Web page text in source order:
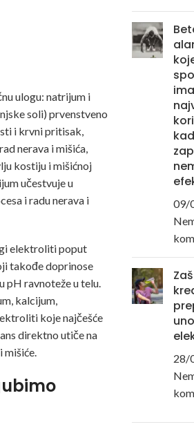
ulogu: natrijum i
soli) prvenstveno
i krvni pritisak,
nerava i mišića,
kostiju i mišićnoj
učestvuje u
i radu nerava i
elektroliti poput
takođe doprinose
pH ravnoteže u telu.
kalcijum,
koje najčešće
direktno utiče na
mišiće.
09/
28/